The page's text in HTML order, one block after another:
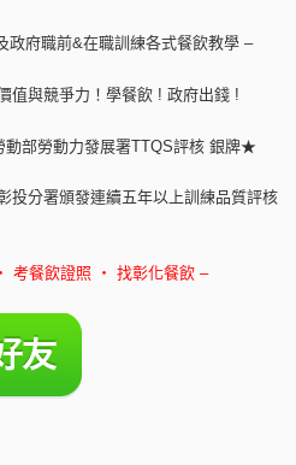
政府職前&在職訓練各式餐飲教學 –
值與競爭力！學餐飲 ! 政府出錢 !
部勞動力發展署TTQS評核 銀牌★
投分署頒發連續五年以上訓練品質評核
考餐飲證照 ‧ 找彰化餐飲 –